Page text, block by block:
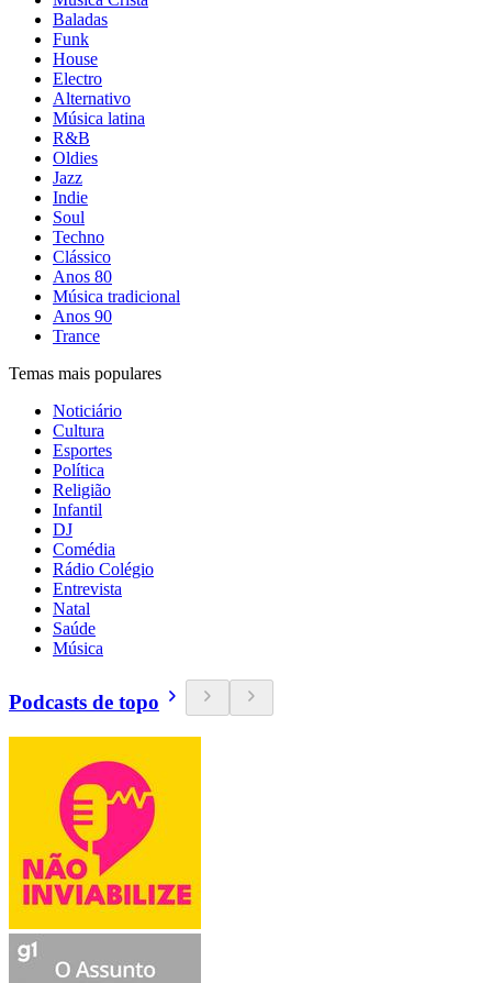
Baladas
Funk
House
Electro
Alternativo
Música latina
R&B
Oldies
Jazz
Indie
Soul
Techno
Clássico
Anos 80
Música tradicional
Anos 90
Trance
Temas mais populares
Noticiário
Cultura
Esportes
Política
Religião
Infantil
DJ
Comédia
Rádio Colégio
Entrevista
Natal
Saúde
Música
Podcasts de topo